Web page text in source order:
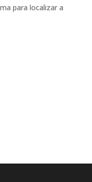
para localizar a